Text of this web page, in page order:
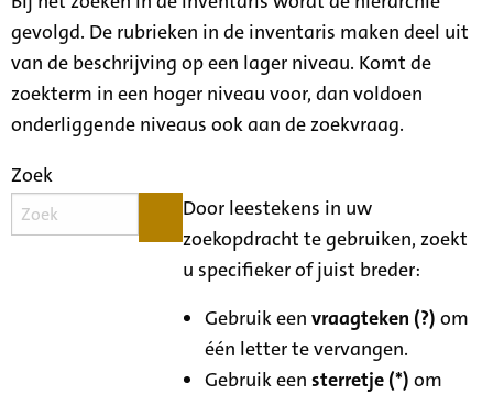
gevolgd. De rubrieken in de inventaris maken deel uit
van de beschrijving op een lager niveau. Komt de
zoekterm in een hoger niveau voor, dan voldoen
onderliggende niveaus ook aan de zoekvraag.
Zoek
Door leestekens in uw
zoekopdracht te gebruiken, zoekt
u specifieker of juist breder:
Gebruik eenvraagteken (?) om
één letter te vervangen.
Gebruik eensterretje (*) om